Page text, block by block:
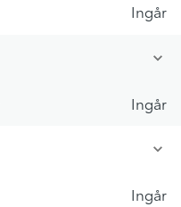
Ingår
Ingår
Ingår